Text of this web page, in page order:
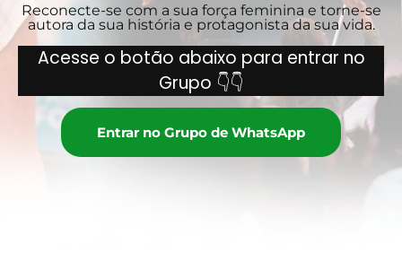
Reconecte-se com a sua força feminina e torne-se
autora da sua história e protagonista da sua vida.
Acesse o botão abaixo para entrar no
Grupo 👇👇
Entrar no Grupo de WhatsApp